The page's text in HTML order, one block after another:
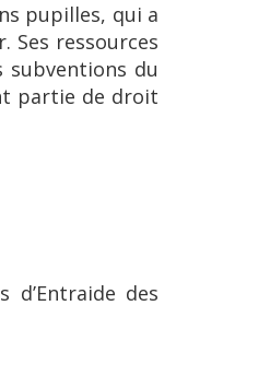
pupilles, qui a
Ses ressources
du
partie de droit
d’Entraide des